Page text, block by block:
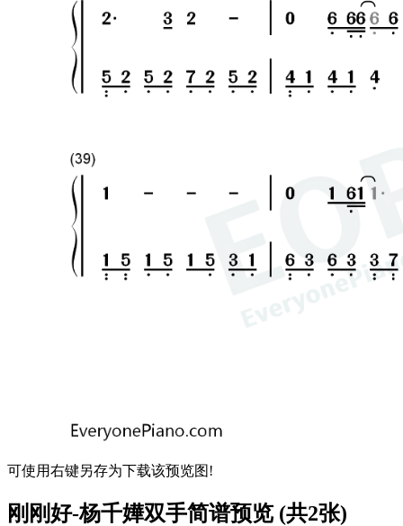
可使用右键另存为下载该预览图!
刚刚好-杨千嬅双手简谱预览 (共2张)